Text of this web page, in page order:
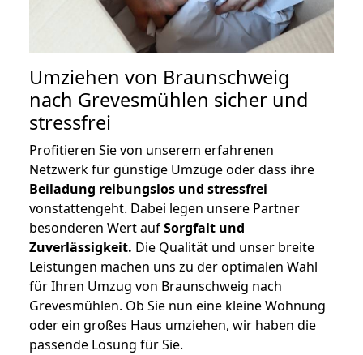
Umziehen von Braunschweig
nach Grevesmühlen sicher und
stressfrei
Profitieren Sie von unserem erfahrenen
Netzwerk für günstige Umzüge oder dass ihre
Beiladung reibungslos und stressfrei
vonstattengeht. Dabei legen unsere Partner
besonderen Wert aufSorgfalt und
Zuverlässigkeit. Die Qualität und unser breite
Leistungen machen uns zu der optimalen Wahl
für Ihren Umzug von Braunschweig nach
Grevesmühlen. Ob Sie nun eine kleine Wohnung
oder ein großes Haus umziehen, wir haben die
passende Lösung für Sie.